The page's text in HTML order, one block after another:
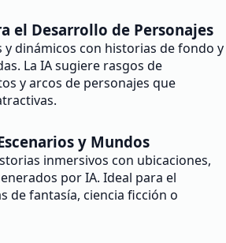
el Desarrollo de Personajes
y dinámicos con historias de fondo y
La IA sugiere rasgos de
y arcos de personajes que
y Mundos
inmersivos con ubicaciones,
por IA. Ideal para el
de fantasía, ciencia ficción o